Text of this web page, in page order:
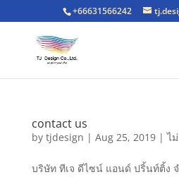
+66631566242
contact us
by tjdesign | Aug 25, 2019|ไ
บริษัท ทีเจ ดีไซน์ แอนด์ ปริ้นท์ติ้ง